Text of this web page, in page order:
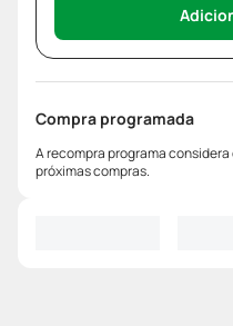
Compra programada
A recompra programa
próximas compras.